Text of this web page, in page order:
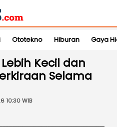
Ototekno Hiburan Gaya
Kecil dan
Selama
10:30 WIB